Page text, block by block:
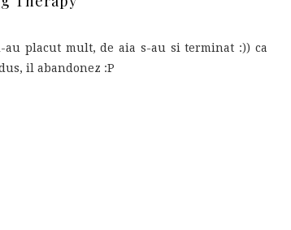
au placut mult, de aia s-au si terminat :)) ca
il abandonez :P